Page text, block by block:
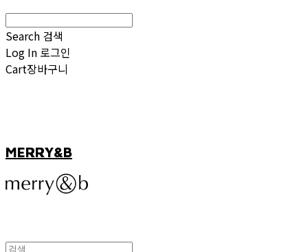
Search 검색
Log In 로그인
Cart장바구니
MERRY&B